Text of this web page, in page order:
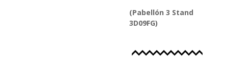
(Pabellón 3 Stand
3D09FG)